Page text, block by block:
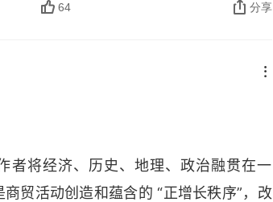
64 分享
者将经济、历史、地理、政治融贯在一
贸活动创造和蕴含的 “正增长秩序”，改